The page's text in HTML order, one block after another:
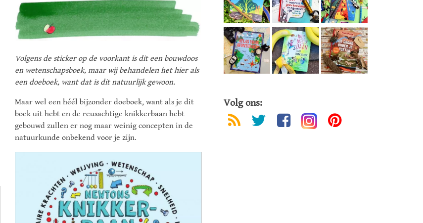
Volgens de sticker op de voorkant is dit een bouwdoos
en wetenschapsboek, maar wij behandelen het hier als
een doeboek, want dat is dit natuurlijk gewoon.
Maar wel een héél bijzonder doeboek, want als je dit
boek uit hebt en de reusachtige knikkerbaan hebt
gebouwd zullen er nog maar weinig concepten in de
natuurkunde onbekend voor je zijn.
Volg ons: